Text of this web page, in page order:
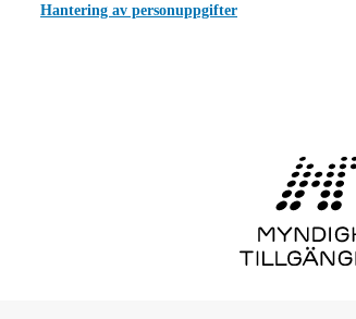
Hantering av personuppgifter